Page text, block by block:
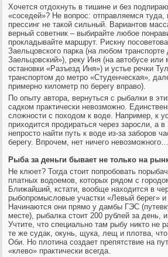
Хочется отдохнуть в тишине и без
«соседей»? Не вопрос: отправляемся туда,
прессинг не такой сильный. Вариантов
верный советник – выбирайте любое
прокладывайте маршрут. Рискну
Заельцовского парка (на любом
Заельцовский»), реку Иня (на автобусе или
остановки «Разъезд Иня») и устье речки
транспортом до метро «Студенческая»,
примерно километр по берегу вправо).
По опыту автора, вернуться с рыбалки в
садком практически невозможно.
сложности с походом к воде. Например, к
приходится продираться через заросли, а
непросто найти путь к воде из-за заборов
берегу. Впрочем, нет ничего невозможного…
Рыба за деньги бывает не только на
Не клюет? Тогда стоит попробовать
платных водоемов, которых рядом с
Ближайший, кстати, вообще находится в
рыбопромысловые участки «Левый берег» и
Начинаются они прямо у дамбы ГЭС
месте), рыбалка стоит 200 рублей за день,
Учтите, что специально там рыбу никто не
те же судак, окунь, щука, лещ и плотва,
Оби. Но плотина создает препятствие на
«клево» практически всегда.